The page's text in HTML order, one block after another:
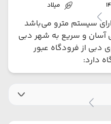
میلاد
سیستم مترو می‌باشد
آسان و سریع به شهر دبی
دبی از فرودگاه عبور
دارد: